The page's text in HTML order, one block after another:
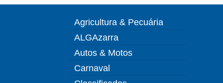
Agricultura & Pecuária
ALGAzarra
Autos & Motos
Carnaval